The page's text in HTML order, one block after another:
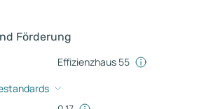
Förderung
Effizienzhaus 55